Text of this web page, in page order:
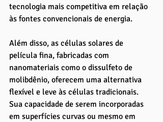
tecnologia mais competitiva em relação
às fontes convencionais de energia.
Além disso, as células solares de
película fina, fabricadas com
nanomateriais como o dissulfeto de
molibdênio, oferecem uma alternativa
flexível e leve às células tradicionais.
Sua capacidade de serem incorporadas
em superfícies curvas ou mesmo em